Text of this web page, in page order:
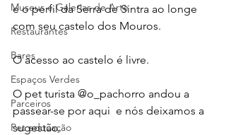
Museus e Galerias de Arte
Restaurantes
Bares
Espaços Verdes
Parceiros
Pet educação
e o perfil da Serra de Sintra ao longe
com seu castelo dos Mouros.
O acesso ao castelo é livre.
O pet turista @o_pachorro andou a
passear-se por aqui  e nós deixamos a
sugestão.